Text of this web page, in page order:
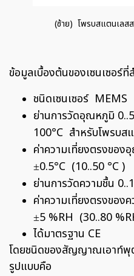
(ซ้าย) โพรบสแตนเลส
ข้อมูลเบื้องต้นของเซนเซอร์
ชนิดเซนเซอร์ MEMS
ย่านการวัดอุณหภูมิ
100°C สำหรับโพรบส
ค่าความเที่ยงตรงขอ
±0.5°C (10..50 °C )
ย่านการวัดความชื้น
ค่าความเที่ยงตรงขอ
±5 %RH (30..80
ได้มาตรฐาน CE
โดยชนิดของสัญญาณเอาท์พุต
รูปแบบคือ